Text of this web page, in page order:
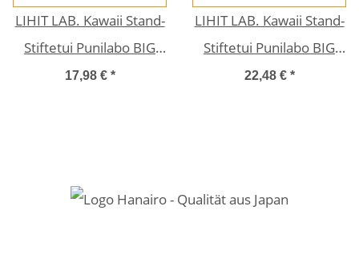
LIHIT LAB. Kawaii Stand-
Stiftetui Punilabo BIG
Bär A7714-1
17,98 € *
LIHIT LAB. Kawaii Stand-
Stiftetui Punilabo BIG
Hund (Boston Terrier)
22,48 € *